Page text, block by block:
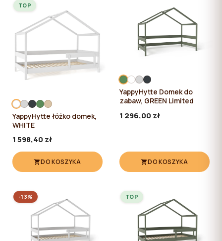
YappyHytte łóżko domek,
WHITE
1 598,40 zł
DO KOSZYKA
TOP
YappyHytte Domek do
zabaw, GREEN Limited
1 296,00 zł
DO KOSZYKA
-13% TOP